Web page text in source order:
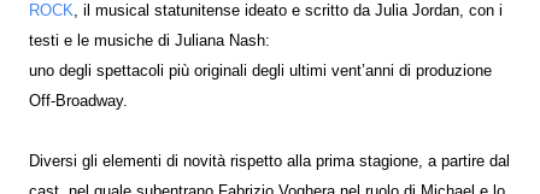
ROCK , il musical statunitense ideato e scritto da Julia Jordan, con i
testi e le musiche di Juliana Nash:
uno degli spettacoli più originali degli ultimi vent’anni di produzione
Off-Broadway.
Diversi gli elementi di novità rispetto alla prima stagione, a partire dal